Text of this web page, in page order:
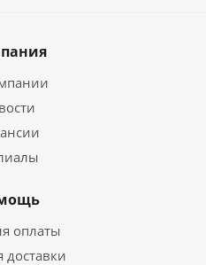
оплаты
доставки